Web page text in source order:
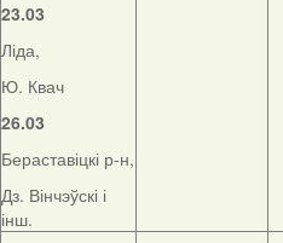
23.03
Ліда,
Ю. Квач
26.03
Бераставіцкі р-н,
Дз. Вінчэўскі і
інш.